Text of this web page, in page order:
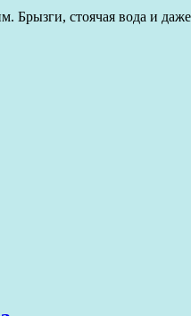
Брызги, стоячая вода и